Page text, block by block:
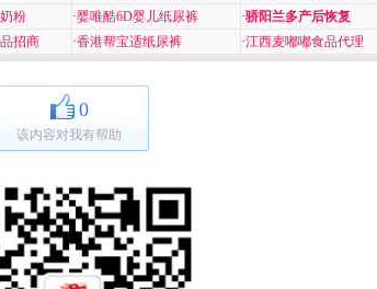
粉 ·婴唯酷6D婴儿纸尿裤 ·骄阳兰多产后恢复
招商 ·香港帮宝适纸尿裤 ·江西麦嘟嘟食品代理
0
该内容对我有帮助